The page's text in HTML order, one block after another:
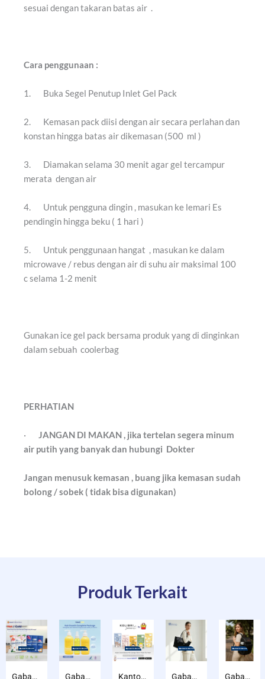
sesuai dengan takaran batas air .
Cara penggunaan :
1. Buka Segel Penutup Inlet Gel Pack
2. Kemasan pack diisi dengan air secara perlahan dan
konstan hingga batas air dikemasan (500 ml )
3. Diamakan selama 30 menit agar gel tercampur
merata dengan air
4. Untuk pengguna dingin , masukan ke lemari Es
pendingin hingga beku ( 1 hari )
5. Untuk penggunaan hangat , masukan ke dalam
microwave / rebus dengan air di suhu air maksimal 100
c selama 1-2 menit
Gunakan ice gel pack bersama produk yang di dinginkan
dalam sebuah coolerbag
PERHATIAN
· JANGAN DI MAKAN , jika tertelan segera minum
air putih yang banyak dan hubungi Dokter
Jangan menusuk kemasan , buang jika kemasan sudah
bolong / sobek ( tidak bisa digunakan)
Produk Terkait
GabaG Flexi Pack Ice Gel Panas Dingin Multifungsi untuk ASI, MPASI, makanan minuman & Kompres Gabag Beauty Shampoo Penumbuh Rambut Anti Rontok Non SLS / Keratin Conditioner / Hair Serum & Spray – Halal BPOM Kantong ASI GabaG KOLIBRI KASIP 150 ml Poem for Mom Gabag Atlas 2 in 1 Cooler & Diaper Bag Premium Suede – Tas bayi + Thermal pouch 20 Jam, Leakproof, Garansi 6 Bulan Gabag Nova Backpack – Tas Bayi Diaper Bag Ransel Insulated Thermal & Laptop Sleeve